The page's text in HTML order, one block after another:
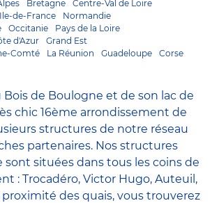
Bretagne
Centre-Val de Loire
Ile-de-France
Normandie
Occitanie
Pays de la Loire
d'Azur
Grand Est
Comté
La Réunion Guadeloupe Corse
Bois de Boulogne et de son lac de
chic 16ème arrondissement de
structures de notre réseau
partenaires. Nos structures
situées dans tous les coins de
: Trocadéro, Victor Hugo, Auteuil,
des quais, vous trouverez